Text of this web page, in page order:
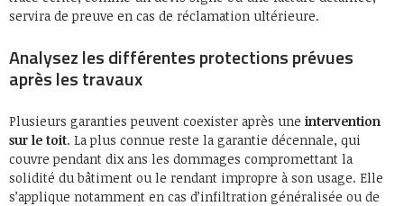
servira de preuve en cas de réclamation ultérieure.
Analysez les différentes protections prévues
après les travaux
Plusieurs garanties peuvent coexister après une intervention
sur le toit. La plus connue reste la garantie décennale, qui
couvre pendant dix ans les dommages compromettant la
solidité du bâtiment ou le rendant impropre à son usage. Elle
s’applique notamment en cas d’infiltration généralisée ou de